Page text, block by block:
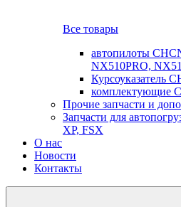
Все товары
автопилоты
NX510PRO,
Курсоуказатель
комплектующие
Прочие запчасти и
Запчасти для
XP, FSX
О нас
Новости
Контакты